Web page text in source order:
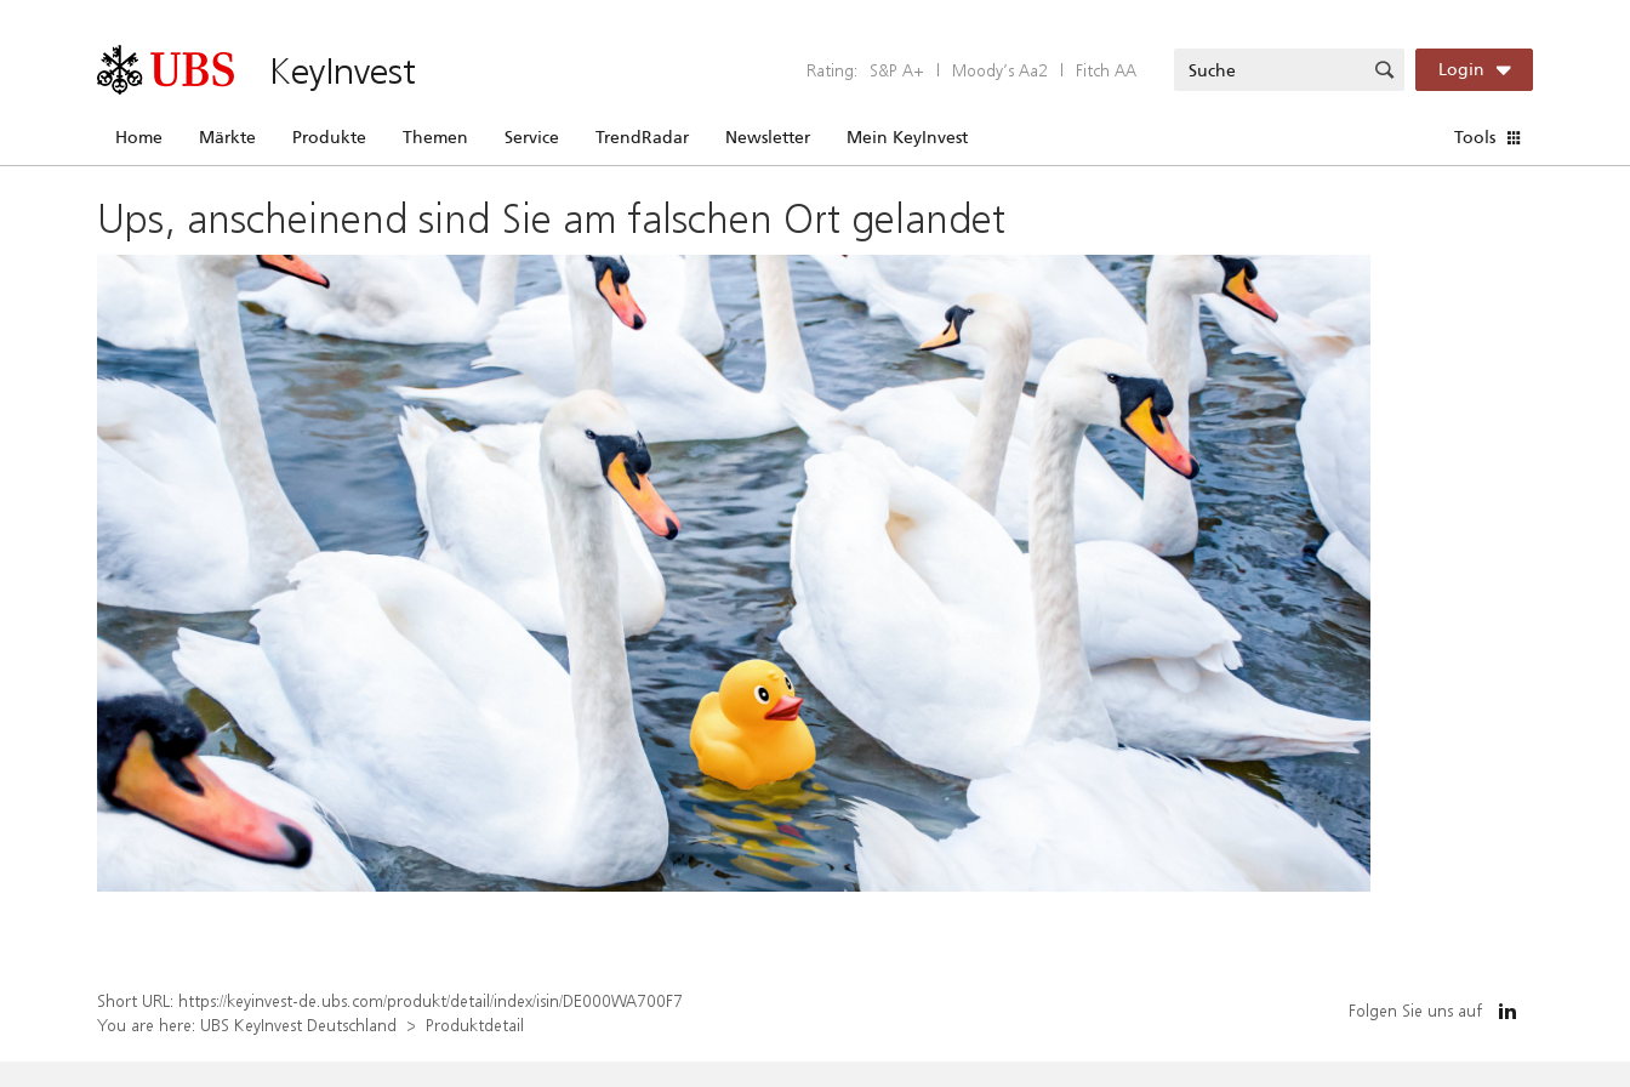
KeyInvest Rating: S&P A+ | Moody’s Aa2 | Fitch AA Login
Home Märkte Produkte Themen Service TrendRadar Newsletter Mein KeyInvest Tools
Ups, anscheinend sind Sie am falschen Ort gelandet
Short URL: https://keyinvest-de.ubs.com/produkt/detail/index/isin/DE000WA700F7
You are here: UBS KeyInvest Deutschland Produktdetail
Folgen Sie uns auf